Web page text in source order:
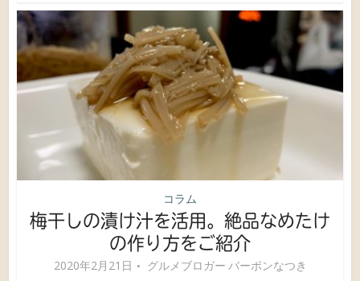
コラム
梅干しの漬け汁を活用。絶品なめたけ
の作り方をご紹介
2020年2月21日 グルメブロガー バーボンなつき